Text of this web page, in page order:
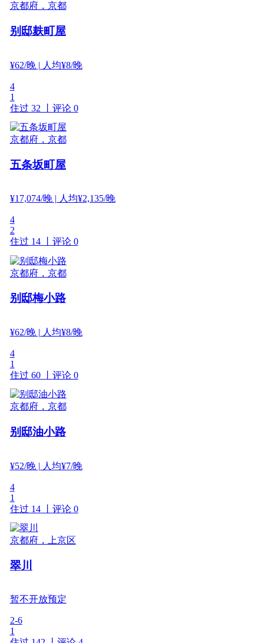
京都府，京都
别邸麸町屋
¥62/晚| 人均¥8/晚
4
1
住过 32 丨 评论 0
京都府，京都
五条坂町屋
¥17,074/晚| 人均¥2,135/晚
4
2
住过 14 丨 评论 0
京都府，京都
别邸梅小路
¥62/晚| 人均¥8/晚
4
1
住过 60 丨 评论 0
京都府，京都
别邸油小路
¥52/晚| 人均¥7/晚
4
1
住过 14 丨 评论 0
京都府，上京区
翠川
暂不开放预定
2-6
1